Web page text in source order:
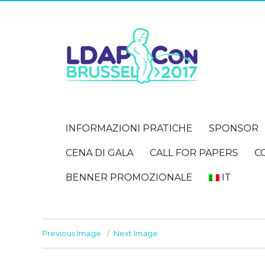
INFORMAZIONI PRATICHE SPONSOR
CENA DI GALA CALL FOR PAPERS
BENNER PROMOZIONALE IT
Previous Image Next Image